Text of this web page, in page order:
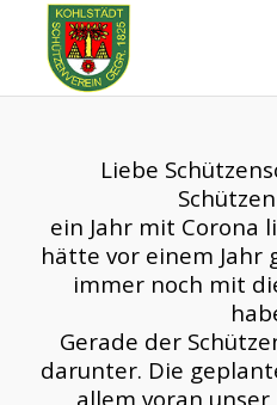
Liebe
ein Jahr mit Corona
hätte vor einem Jahr
immer noch mit
Gerade der
darunter. Die
allem voran